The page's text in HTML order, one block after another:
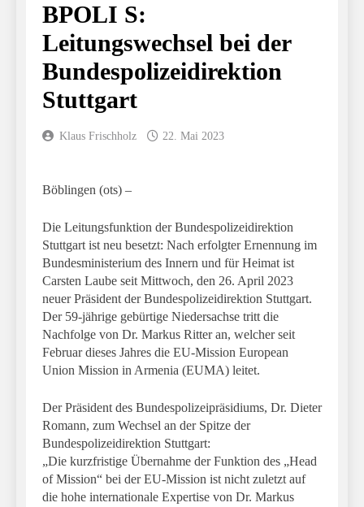
BPOLI S:
Leitungswechsel bei der
Bundespolizeidirektion
Stuttgart
Klaus Frischholz 22. Mai 2023
Böblingen (ots) –
Die Leitungsfunktion der Bundespolizeidirektion
Stuttgart ist neu besetzt: Nach erfolgter Ernennung im
Bundesministerium des Innern und für Heimat ist
Carsten Laube seit Mittwoch, den 26. April 2023
neuer Präsident der Bundespolizeidirektion Stuttgart.
Der 59-jährige gebürtige Niedersachse tritt die
Nachfolge von Dr. Markus Ritter an, welcher seit
Februar dieses Jahres die EU-Mission European
Union Mission in Armenia (EUMA) leitet.
Der Präsident des Bundespolizeipräsidiums, Dr. Dieter
Romann, zum Wechsel an der Spitze der
Bundespolizeidirektion Stuttgart:
„Die kurzfristige Übernahme der Funktion des „Head
of Mission“ bei der EU-Mission ist nicht zuletzt auf
die hohe internationale Expertise von Dr. Markus